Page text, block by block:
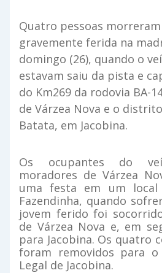
Quatro pessoas
gravemente ferida na
domingo (26), quando o
estavam saiu da pista e
do Km269 da rodovia BA-
de Várzea Nova e o
Batata, em Jacobina.
Os ocupantes do
moradores de Várzea
uma festa em um local
Fazendinha, quando
jovem ferido foi
de Várzea Nova e, em
para Jacobina. Os quatro
foram removidos para
Legal de Jacobina.